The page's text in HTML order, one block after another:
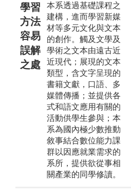
學習
方法
容易
誤解
之處
本系透過基礎課程之
建構，進而學習新媒
材等多元文化與文本
的創作。觸及文學及
學術之文本由遠古近
近現代；展現的文本
類型，含文字呈現的
書籍文獻，口語、多
媒體傳播；並提供各
式和語文應用有關的
活動供學生參與；本
系為國內極少數推動
敘事結合數位能力課
群以因應就業需求的
系所，提供欲從事相
關產業的同學修讀。